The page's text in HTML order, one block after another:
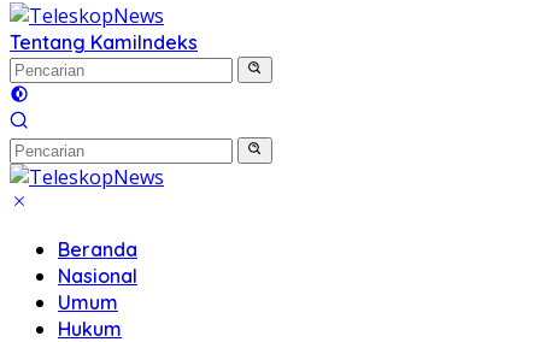
Langsung
ke
konten
Tentang KamiIndeks
Beranda
Nasional
Umum
Hukum